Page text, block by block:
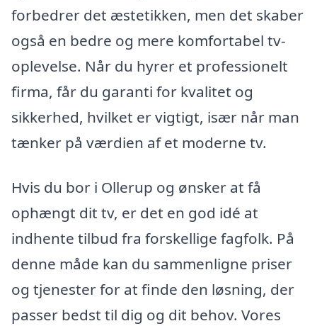
forbedrer det æstetikken, men det skaber
også en bedre og mere komfortabel tv-
oplevelse. Når du hyrer et professionelt
firma, får du garanti for kvalitet og
sikkerhed, hvilket er vigtigt, især når man
tænker på værdien af et moderne tv.
Hvis du bor i Ollerup og ønsker at få
ophængt dit tv, er det en god idé at
indhente tilbud fra forskellige fagfolk. På
denne måde kan du sammenligne priser
og tjenester for at finde den løsning, der
passer bedst til dig og dit behov. Vores